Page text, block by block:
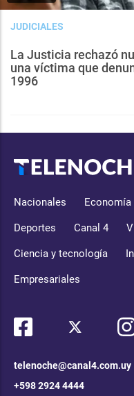
JUDICIALES
La Justicia rechazó
una víctima que
1996
Nacionales Economía
Deportes Canal 4
Ciencia y tecnología
Empresariales
telenoche@canal4.com.uy
+598 2924 4444